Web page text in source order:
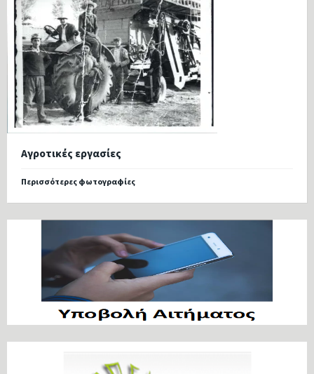
Αγροτικές εργασίες
Περισσότερες φωτογραφίες